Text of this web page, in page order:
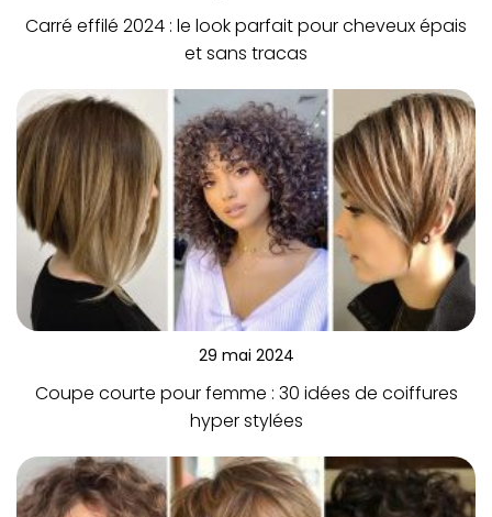
Carré effilé 2024 : le look parfait pour cheveux épais
et sans tracas
29 mai 2024
Coupe courte pour femme : 30 idées de coiffures
hyper stylées